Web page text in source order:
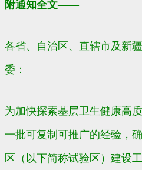
附通知全文——
各省、自治区、直辖市及新
委：
为加快探索基层卫生健康高
一批可复制可推广的经验，
区（以下简称试验区）建设